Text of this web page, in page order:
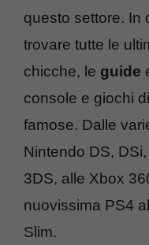
questo settore. In
trovare tutte le
chicche, le guide
console e giochi
famose. Dalle
Nintendo DS,
3DS, alle Xbox
nuovissima PS4
Slim.